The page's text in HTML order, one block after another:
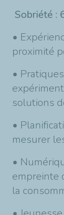
Sobriété :
•
proximité
•
solutions
•
mesurer
•
empreinte
la